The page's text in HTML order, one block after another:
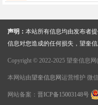
声明： 本站所有信息均由发布者
信息对您造成的任何损失，望奎信
Copyright © 2022-2025 望奎信息网
本网站由望奎信息网 运营维护 微
网站备案： 晋ICP备15003148号